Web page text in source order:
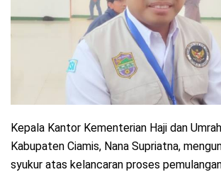
Kepala Kantor Kementerian Haji dan
Kabupaten Ciamis, Nana Supriatna,
syukur atas kelancaran proses